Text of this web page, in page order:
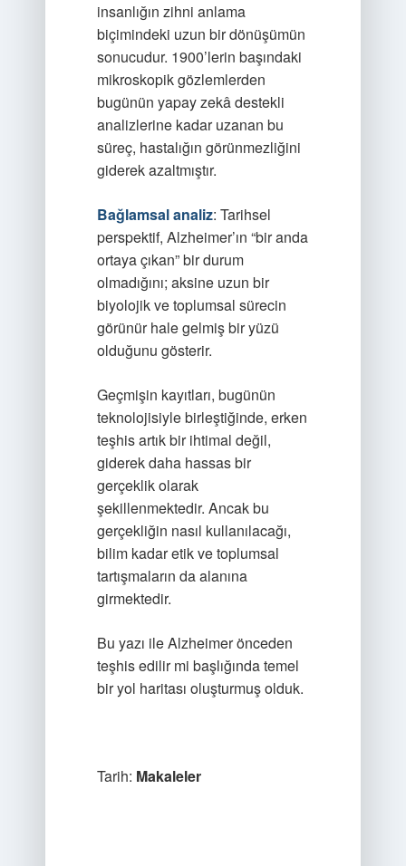
insanlığın zihni anlama
biçimindeki uzun bir dönüşümün
sonucudur. 1900’lerin başındaki
mikroskopik gözlemlerden
bugünün yapay zekâ destekli
analizlerine kadar uzanan bu
süreç, hastalığın görünmezliğini
giderek azaltmıştır.
Bağlamsal analiz: Tarihsel
perspektif, Alzheimer’ın “bir anda
ortaya çıkan” bir durum
olmadığını; aksine uzun bir
biyolojik ve toplumsal sürecin
görünür hale gelmiş bir yüzü
olduğunu gösterir.
Geçmişin kayıtları, bugünün
teknolojisiyle birleştiğinde, erken
teşhis artık bir ihtimal değil,
giderek daha hassas bir
gerçeklik olarak
şekillenmektedir. Ancak bu
gerçekliğin nasıl kullanılacağı,
bilim kadar etik ve toplumsal
tartışmaların da alanına
girmektedir.
Bu yazı ile Alzheimer önceden
teşhis edilir mi başlığında temel
bir yol haritası oluşturmuş olduk.
Tarih: Makaleler